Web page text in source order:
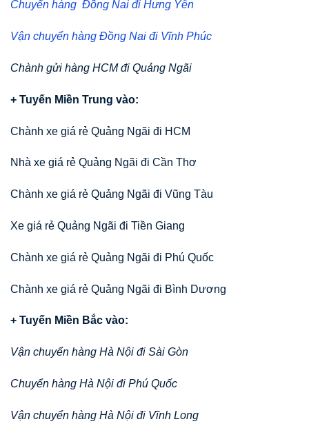
Chuyển hàng Đồng Nai đi Hưng Yên
Vận chuyển hàng Đồng Nai đi Vĩnh Phúc
Chành gửi hàng HCM đi Quảng Ngãi
+ Tuyến Miền Trung vào:
Chành xe giá rẻ Quảng Ngãi đi HCM
Nhà xe giá rẻ Quảng Ngãi đi Cần Thơ
Chành xe giá rẻ Quảng Ngãi đi Vũng Tàu
Xe giá rẻ Quảng Ngãi đi Tiền Giang
Chành xe giá rẻ Quảng Ngãi đi Phú Quốc
Chành xe giá rẻ Quảng Ngãi đi Bình Dương
+ Tuyến Miền Bắc vào:
Vận chuyển hàng Hà Nội đi Sài Gòn
Chuyển hàng Hà Nội đi Phú Quốc
Vận chuyển hàng Hà Nội đi Vĩnh Long